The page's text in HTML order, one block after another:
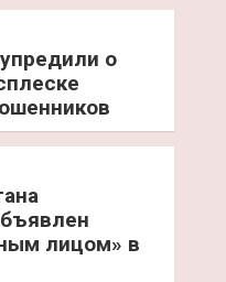
о
лицом» в